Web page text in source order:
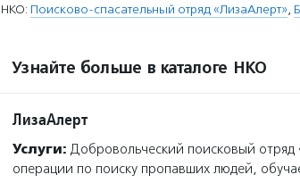
НКО: Поисково-спасательный отряд «ЛизаАлерт»,
Узнайте больше в каталоге НКО
ЛизаАлерт
Услуги: Добровольческий поисковый
операции по поиску пропавших людей,